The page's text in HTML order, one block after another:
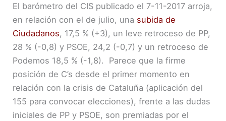
El barómetro del CIS publicado el 7-11-2017 arroja,
en relación con el de julio, una subida de
Ciudadanos, 17,5 % (+3), un leve retroceso de PP,
28 % (-0,8) y PSOE, 24,2 (-0,7) y un retroceso de
Podemos 18,5 % (-1,8). Parece que la firme
posición de C’s desde el primer momento en
relación con la crisis de Cataluña (aplicación del
155 para convocar elecciones), frente a las dudas
iniciales de PP y PSOE, son premiadas por el